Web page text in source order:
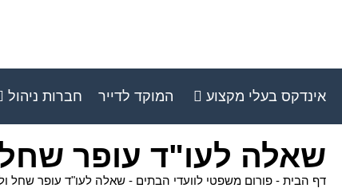
אינדקס בעלי מקצוע המוקד לדייר חברות ניהול
שאלה לעו"ד עופר שחל
דף הבית - פורום משפטי לוועדי הבתים - שאלה לעו"ד עופר שחל